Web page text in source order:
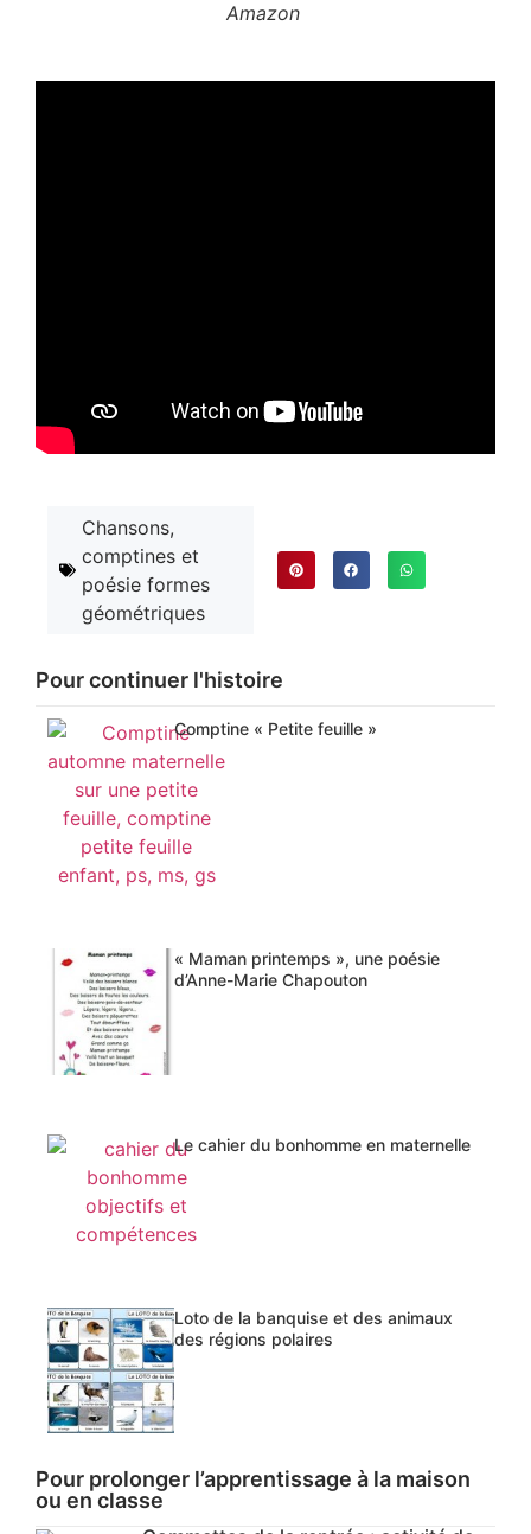
Amazon
Chansons,
comptines et
poésie formes
géométriques
Pour continuer l'histoire
Comptine « Petite feuille »
« Maman printemps », une poésie
d’Anne-Marie Chapouton
Le cahier du bonhomme en maternelle
Loto de la banquise et des animaux
des régions polaires
Pour prolonger l’apprentissage à la maison
ou en classe